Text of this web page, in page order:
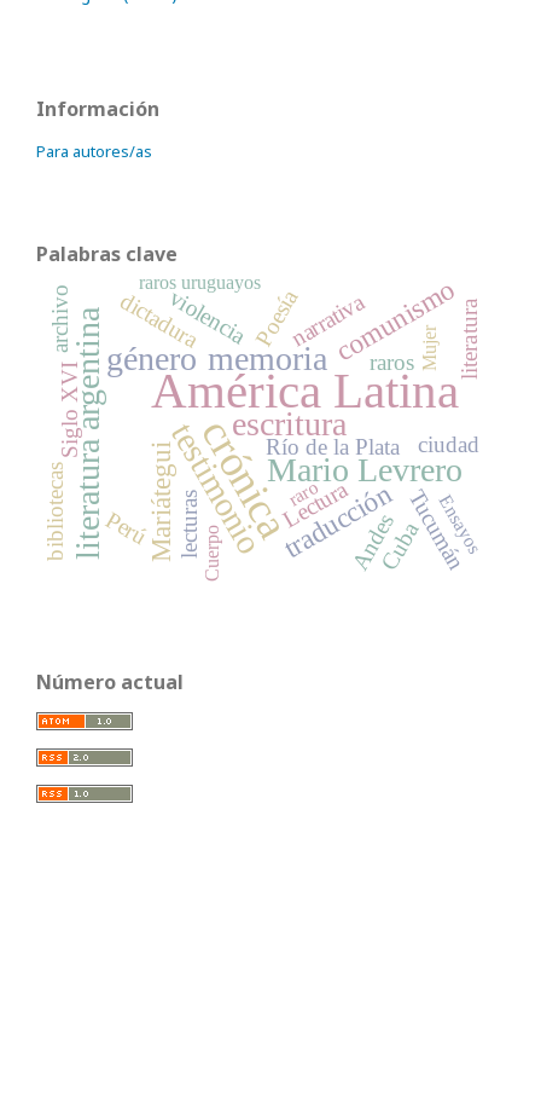
Información
Para autores/as
Palabras clave
América Latina
crónica
género
Mario Levrero
escritura
testimonio
memoria
literatura argentina comunismo
Mariátegui traducción
Andes
Siglo XVI
Poesía
Río de la Plata
violencia
Lectura
dictadura
Tucumán
raros
narrativa
bibliotecas lecturas Cuba
literatura
Perú
ciudad
archivo
Cuerpo
Mujer
Ensayos
raros uruguayos
raro
Número actual